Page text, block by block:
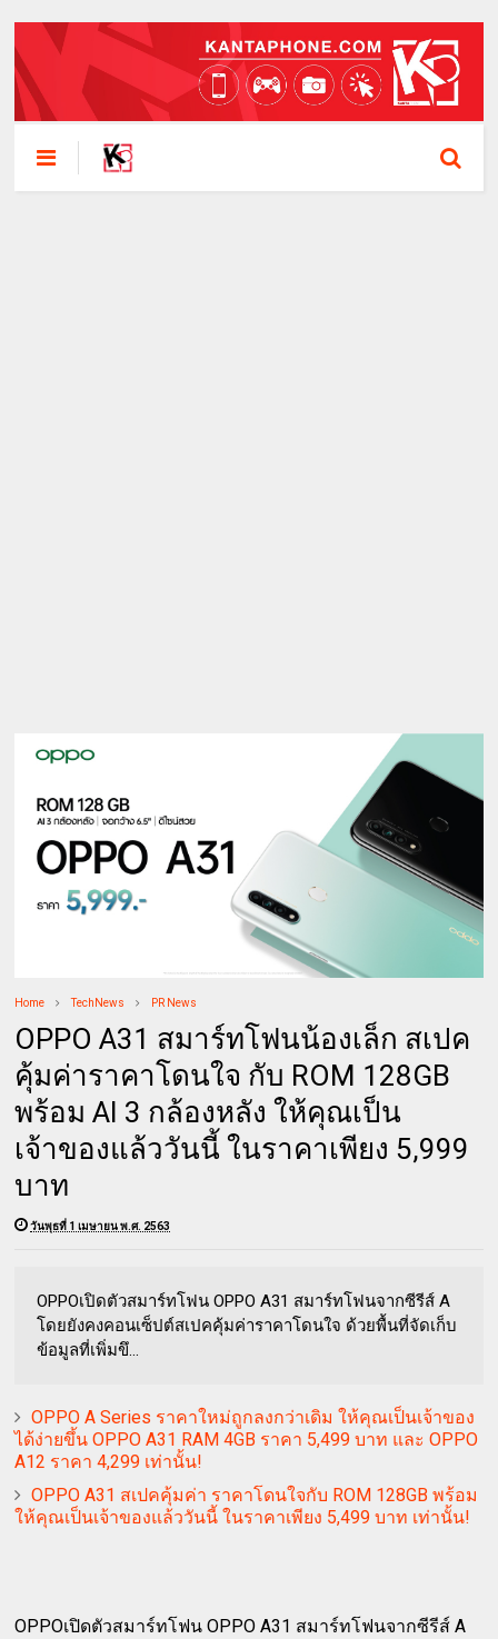
Home TechNews PR News
OPPO A31 สมาร์ทโฟนน้องเล็ก สเปค
คุ้มค่าราคาโดนใจ กับ ROM 128GB
พร้อม AI 3 กล้องหลัง ให้คุณเป็น
เจ้าของแล้ววันนี้ ในราคาเพียง 5,999
บาท
วันพุธที่ 1 เมษายน พ.ศ. 2563
OPPOเปิดตัวสมาร์ทโฟน OPPO A31 สมาร์ทโฟนจากซีรีส์ A
โดยยังคงคอนเซ็ปต์สเปคคุ้มค่าราคาโดนใจ ด้วยพื้นที่จัดเก็บ
ข้อมูลที่เพิ่มขึ...
OPPO A Series ราคาใหม่ถูกลงกว่าเดิม ให้คุณเป็นเจ้าของ
ได้ง่ายขึ้น OPPO A31 RAM 4GB ราคา 5,499 บาท และ OPPO
A12 ราคา 4,299 เท่านั้น!
OPPO A31 สเปคคุ้มค่า ราคาโดนใจกับ ROM 128GB พร้อม
ให้คุณเป็นเจ้าของแล้ววันนี้ ในราคาเพียง 5,499 บาท เท่านั้น!
OPPOเปิดตัวสมาร์ทโฟน OPPO A31 สมาร์ทโฟนจากซีรีส์ A